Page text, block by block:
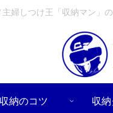
婦しつけ王「収納マン」
収納のコツ 収